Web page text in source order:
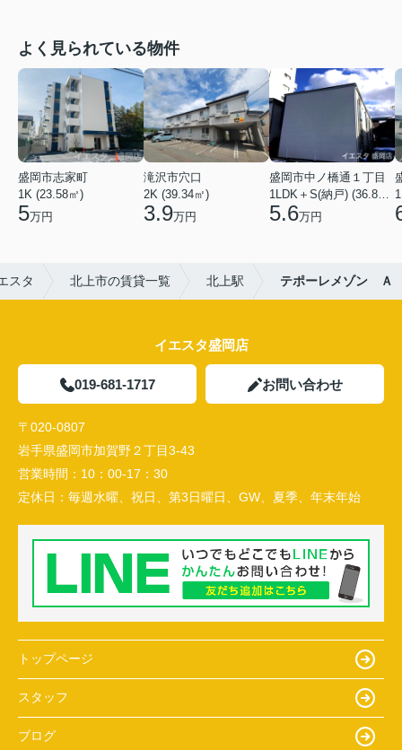
よく見られている物件
盛岡市志家町
1K (23.58㎡)
5万円
滝沢市穴口
2K (39.34㎡)
3.9万円
盛岡市中ノ橋通１丁目
1LDK＋S(納戸) (36.80㎡)
5.6万円
スタ 北上市の賃貸一覧 北上駅 テポーレメゾン Ａ
イエスタ盛岡店
019-681-1717 お問い合わせ
〒020-0807
岩手県盛岡市加賀野２丁目3-43
営業時間： 10：00-17：30
定休日： 毎週水曜、祝日、第3日曜日、GW、夏季、年末年始
トップページ
スタッフ
ブログ